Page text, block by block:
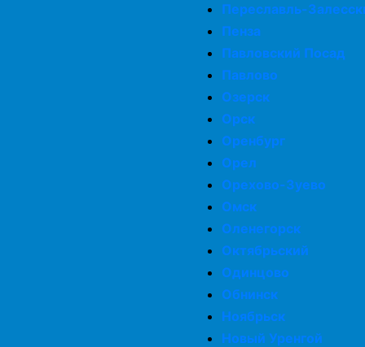
Переславль-
Пенза
Павловский Посад
Павлово
Озерск
Орск
Оренбург
Орел
Орехово-Зуево
Омск
Оленегорск
Октябрьский
Одинцово
Обнинск
Ноябрьск
Новый Уренгой